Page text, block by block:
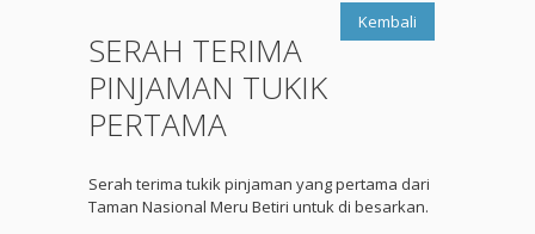
Kembali
SERAH TERIMA
PINJAMAN TUKIK
PERTAMA
Serah terima tukik pinjaman yang pertama dari
Taman Nasional Meru Betiri untuk di besarkan.